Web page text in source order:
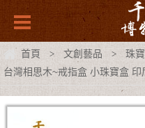
首頁 > 文創藝品 > 珠
台灣相思木~戒指盒 小珠寶盒